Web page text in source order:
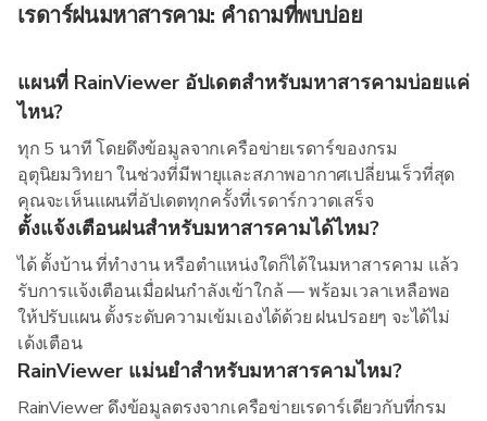
เรดาร์ฝนมหาสารคาม: คำถามที่พบบ่อย
แผนที่ RainViewer อัปเดตสำหรับมหาสารคามบ่อยแค่
ไหน?
ทุก 5 นาที โดยดึงข้อมูลจากเครือข่ายเรดาร์ของกรม
อุตุนิยมวิทยา ในช่วงที่มีพายุและสภาพอากาศเปลี่ยนเร็วที่สุด
คุณจะเห็นแผนที่อัปเดตทุกครั้งที่เรดาร์กวาดเสร็จ
ตั้งแจ้งเตือนฝนสำหรับมหาสารคามได้ไหม?
ได้ ตั้งบ้าน ที่ทำงาน หรือตำแหน่งใดก็ได้ในมหาสารคาม แล้ว
รับการแจ้งเตือนเมื่อฝนกำลังเข้าใกล้ — พร้อมเวลาเหลือพอ
ให้ปรับแผน ตั้งระดับความเข้มเองได้ด้วย ฝนปรอยๆ จะได้ไม่
เด้งเตือน
RainViewer แม่นยำสำหรับมหาสารคามไหม?
RainViewer ดึงข้อมูลตรงจากเครือข่ายเรดาร์เดียวกับที่กรม